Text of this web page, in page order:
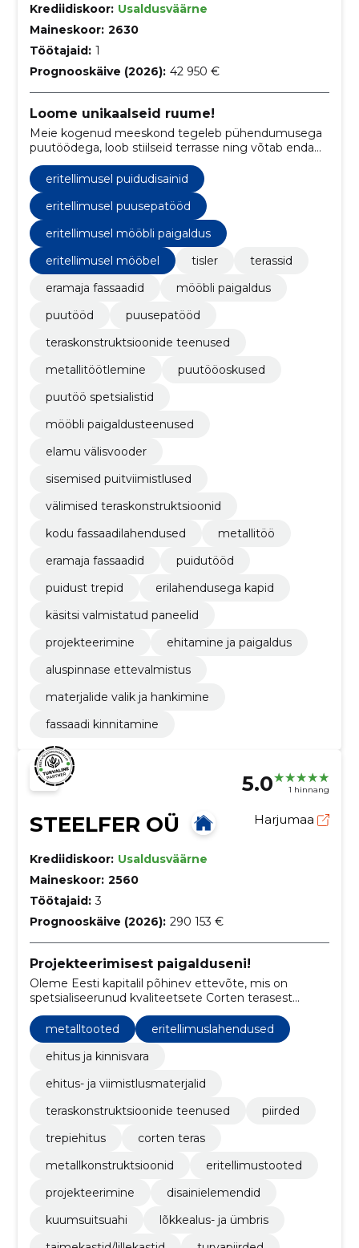
Krediidiskoor: Usaldusväärne
Maineskoor: 2630
Töötajaid: 1
Prognooskäive (2026): 42 950 €
Loome unikaalseid ruume!
Meie kogenud meeskond tegeleb pühendumusega
puutöödega, loob stiilseid terrasse ning võtab enda
hoole alla ka fassaadide kujundamise.
eritellimusel puidudisainid
eritellimusel puusepatööd
eritellimusel mööbli paigaldus
eritellimusel mööbel
tisler
terassid
eramaja fassaadid
mööbli paigaldus
puutööd
puusepatööd
teraskonstruktsioonide teenused
metallitöötlemine
puutööoskused
puutöö spetsialistid
mööbli paigaldusteenused
elamu välisvooder
sisemised puitviimistlused
välimised teraskonstruktsioonid
kodu fassaadilahendused
metallitöö
eramaja fassaadid
puidutööd
puidust trepid
erilahendusega kapid
käsitsi valmistatud paneelid
projekteerimine
ehitamine ja paigaldus
aluspinnase ettevalmistus
materjalide valik ja hankimine
fassaadi kinnitamine
5.0 1 hinnang
STEELFER OÜ Harjumaa
Krediidiskoor: Usaldusväärne
Maineskoor: 2560
Töötajaid: 3
Prognooskäive (2026): 290 153 €
Projekteerimisest paigalduseni!
Oleme Eesti kapitalil põhinev ettevõte, mis on
spetsialiseerunud kvaliteetsete Corten terasest
metalltooted
eritellimuslahendused
ehitus ja kinnisvara
ehitus- ja viimistlusmaterjalid
teraskonstruktsioonide teenused
piirded
trepiehitus
corten teras
metallkonstruktsioonid
eritellimustooted
projekteerimine
disainielemendid
kuumsuitsuahi
lõkkealus- ja ümbris